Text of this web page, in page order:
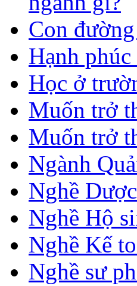
Con
Hạnh
Học ở
Muốn trở
Muốn trở
Ngành
Nghề
Nghề Hộ
Nghề Kế
Nghề sư